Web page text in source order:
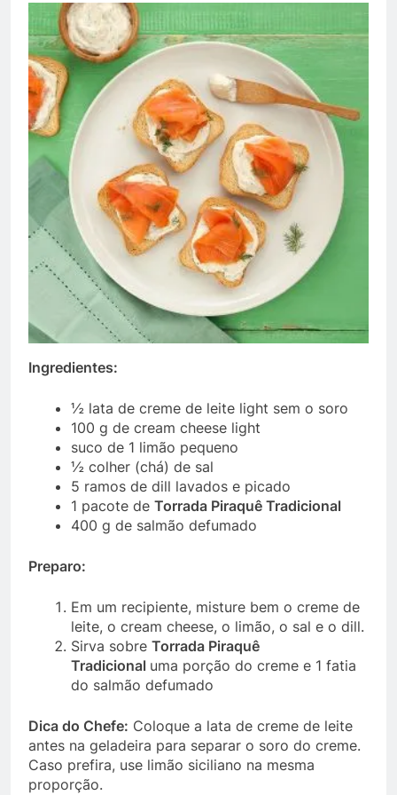
Ingredientes:
½ lata de creme de leite light sem o soro
100 g de cream cheese light
suco de 1 limão pequeno
½ colher (chá) de sal
5 ramos de dill lavados e picado
1 pacote de Torrada Piraquê Tradicional
400 g de salmão defumado
Preparo:
Em um recipiente, misture bem o creme de
leite, o cream cheese, o limão, o sal e o dill.
Sirva sobre Torrada Piraquê
Tradicional uma porção do creme e 1 fatia
do salmão defumado
Dica do Chefe: Coloque a lata de creme de leite
antes na geladeira para separar o soro do creme.
Caso prefira, use limão siciliano na mesma
proporção.